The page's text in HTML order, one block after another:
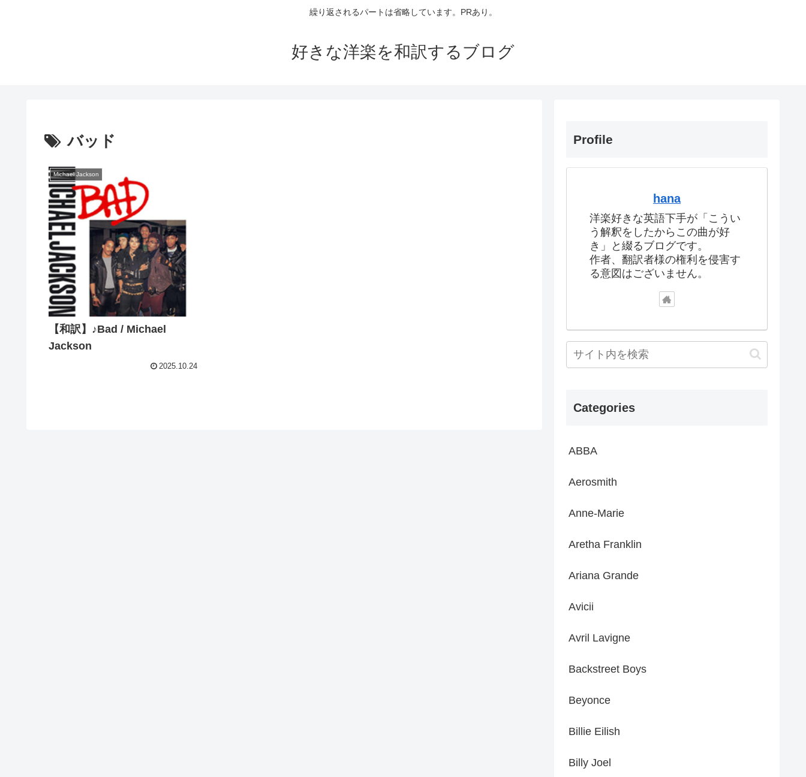
繰り返されるパートは省略しています。PRあり。
好きな洋楽を和訳するブログ
バッド
Michael Jackson
【和訳】♪Bad / Michael
Jackson
2025.10.24
Profile
hana
洋楽好きな英語下手が「こうい
う解釈をしたからこの曲が好
き」と綴るブログです。
作者、翻訳者様の権利を侵害す
る意図はございません。
Categories
ABBA
Aerosmith
Anne-Marie
Aretha Franklin
Ariana Grande
Avicii
Avril Lavigne
Backstreet Boys
Beyonce
Billie Eilish
Billy Joel